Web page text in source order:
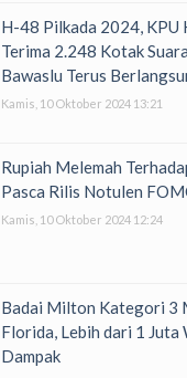
H-48 Pilkada 2024, KPU
Terima 2.248 Kotak
Bawaslu Terus
Kamis, 10 Oktober 2024 13:21
Rupiah Melemah
Pasca Rilis Notulen
Kamis, 10 Oktober 2024 12:24
Badai Milton Kategori 3
Florida, Lebih dari 1 Juta
Dampak